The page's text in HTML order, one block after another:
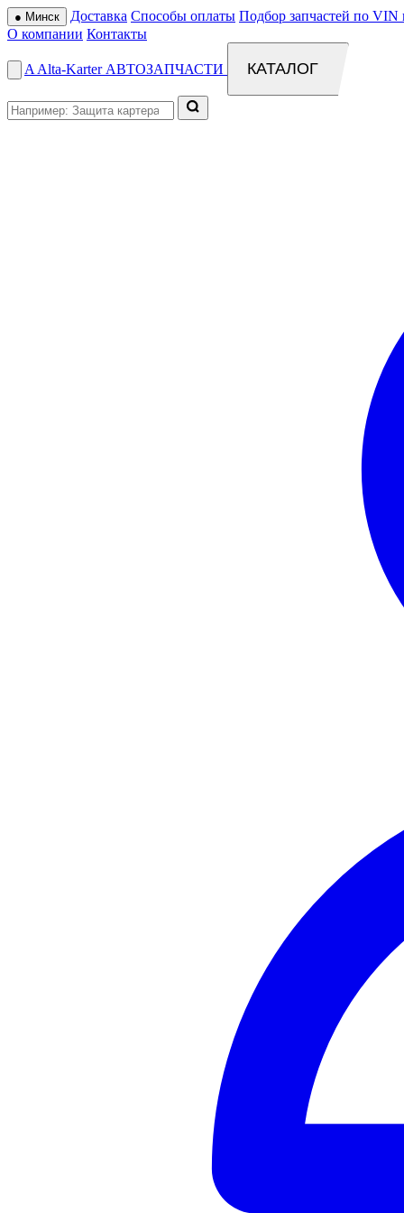
● Минск Доставка Способы оплаты Подбор запчастей по VIN
О компании Контакты
A Alta-Karter АВТОЗАПЧАСТИ КАТАЛОГ